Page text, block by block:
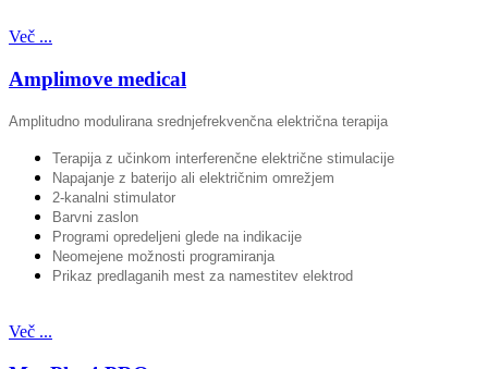
Več ...
Amplimove medical
Amplitudno modulirana srednjefrekvenčna električna terapija
Terapija z učinkom interferenčne električne stimulacije
Napajanje z baterijo ali električnim omrežjem
2-kanalni stimulator
Barvni zaslon
Programi opredeljeni glede na indikacije
Neomejene možnosti programiranja
Prikaz predlaganih mest za namestitev elektrod
Več ...